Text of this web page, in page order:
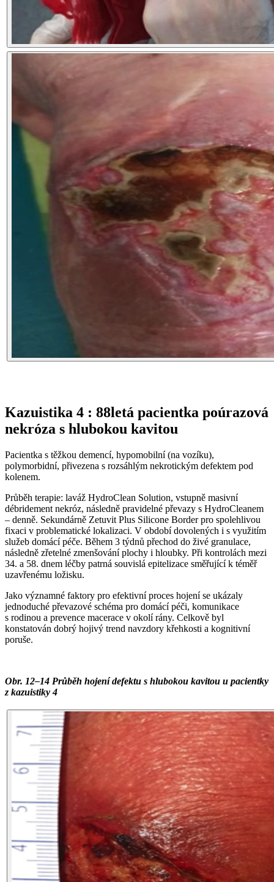
Kazuistika 4 : 88letá pacientka poúrazová
nekróza s hlubokou kavitou
Pacientka s těžkou demencí, hypomobilní (na vozíku),
polymorbidní, přivezena s rozsáhlým nekrotickým defektem pod
kolenem.
Průběh terapie: laváž HydroClean Solution, vstupně masivní
débridement nekróz, následně pravidelné převazy s HydroCleanem
–⁠ denně. Sekundárně Zetuvit Plus Silicone Border pro spolehlivou
fixaci v problematické lokalizaci. V období dovolených i s využitím
služeb domácí péče. Během 3 týdnů přechod do živé granulace,
následně zřetelné zmenšování plochy i hloubky. Při kontrolách mezi
34. a 58. dnem léčby patrná souvislá epitelizace směřující k téměř
uzavřenému ložisku.
Jako významné faktory pro efektivní proces hojení se ukázaly
jednoduché převazové schéma pro domácí péči, komunikace
s rodinou a prevence macerace v okolí rány. Celkově byl
konstatován dobrý hojivý trend navzdory křehkosti a kognitivní
poruše.
Obr. 12–14 Průběh hojení defektu s hlubokou kavitou u pacientky
z kazuistiky 4